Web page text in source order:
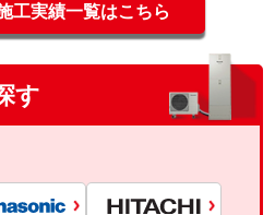
工実績一覧はこちら
す